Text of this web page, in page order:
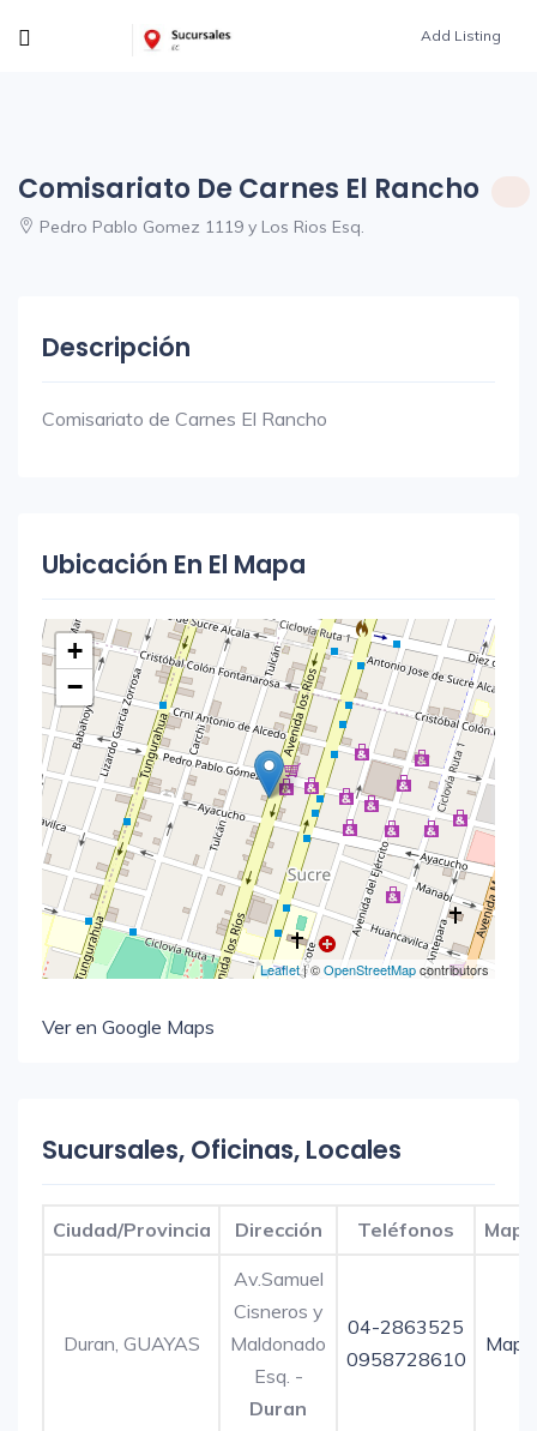
Add Listing
Comisariato De Carnes El Rancho
Pedro Pablo Gomez 1119 y Los Rios Esq.
Descripción
Comisariato de Carnes El Rancho
Ubicación En El Mapa
+
−
Leaflet| ©OpenStreetMapcontributors
Ver en Google Maps
Sucursales, Oficinas, Locales
Ciudad/Provincia Dirección Teléfonos Mapa
Duran, GUAYAS
Av.Samuel
Cisneros y
Maldonado
Esq. -
Duran
04-2863525
0958728610
Mapa